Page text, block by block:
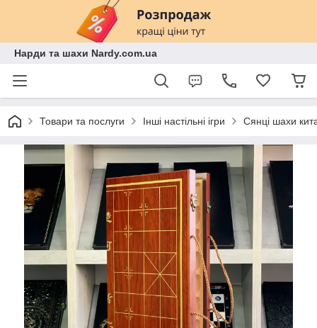
Нарди та шахи Nardy.com.ua
Товари та послуги Інші настільні ігри Сянці шахи